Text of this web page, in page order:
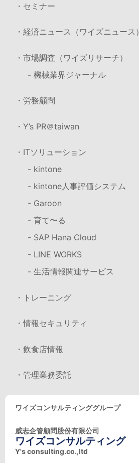
・セミナー
・経済ニュース（ワイズニュース）
・市場調査（ワイズリサーチ）
- 機械業界ジャーナル
・労務顧問
・Y’s PR＠taiwan
・ITソリューション
- kintone
- kintone人事評価システム
- Garoon
- 育て〜る
- SAP Hana Cloud
- LINE WORKS
- 生活情報関連サービス
・トレーニング
・情報セキュリティ
・飲食店情報
・管理業務委託
ワイズコンサルティンググループ
威志企管顧問股份有限公司
ワイズコンサルティング
Y's consulting.co.,ltd